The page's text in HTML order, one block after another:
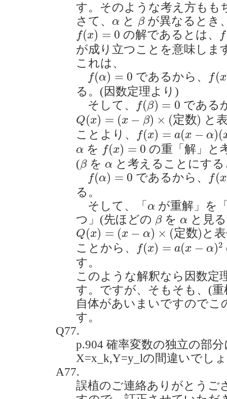
す。そのような考え方もも
さて、 α
α と β
βが異なるとき
f(x) = 0
f(x )= 0 の解であるとは、 f
f
が成り立つことを意味しま
これは、
f(α) = 0
f(α)= 0 であるから、 f(x
f(x
る。(因数定理より)
そして、
f(β) = 0
f(β)= である
Q(x) = (x − β) × (定数)
Q (x)=( − β × (定数 )
と
ことより、
f(x) = a(x − α)(
f(x)= (x−α)(x −β)
α
α を f(x) = 0
f(x )=0
の重「解」と
(β
βをα
α と考えることにす
f(α) = 0
f(α )= 0 であるから、 f(x
f(x )
る。
そして、「 α
α が重解」を
つ」(先ほどの β
βをα
α と見
Q(x) = (x − α) × (定数)
Q(x )=(x−α)×(定数)
と
ことから、
f(x) = a(x − α)2
f(x )= (x−α)2
す。
このような解釈なら因数定
す。ですが、そもそも、(
自体があいまいですので
す。
Q77.
p.904 確率変数の独立の部
X=x_k,Y=y_lの間違いでし
A77.
誤植のご連絡ありがとうご